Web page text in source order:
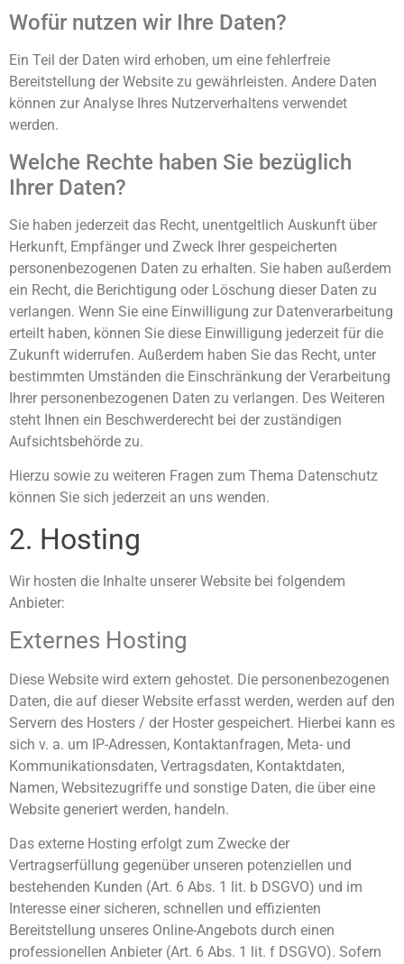
Wofür nutzen wir Ihre Daten?
Ein Teil der Daten wird erhoben, um eine fehlerfreie
Bereitstellung der Website zu gewährleisten. Andere Daten
können zur Analyse Ihres Nutzerverhaltens verwendet
werden.
Welche Rechte haben Sie bezüglich
Ihrer Daten?
Sie haben jederzeit das Recht, unentgeltlich Auskunft über
Herkunft, Empfänger und Zweck Ihrer gespeicherten
personenbezogenen Daten zu erhalten. Sie haben außerdem
ein Recht, die Berichtigung oder Löschung dieser Daten zu
verlangen. Wenn Sie eine Einwilligung zur Datenverarbeitung
erteilt haben, können Sie diese Einwilligung jederzeit für die
Zukunft widerrufen. Außerdem haben Sie das Recht, unter
bestimmten Umständen die Einschränkung der Verarbeitung
Ihrer personenbezogenen Daten zu verlangen. Des Weiteren
steht Ihnen ein Beschwerderecht bei der zuständigen
Aufsichtsbehörde zu.
Hierzu sowie zu weiteren Fragen zum Thema Datenschutz
können Sie sich jederzeit an uns wenden.
2. Hosting
Wir hosten die Inhalte unserer Website bei folgendem
Anbieter:
Externes Hosting
Diese Website wird extern gehostet. Die personenbezogenen
Daten, die auf dieser Website erfasst werden, werden auf den
Servern des Hosters / der Hoster gespeichert. Hierbei kann es
sich v. a. um IP-Adressen, Kontaktanfragen, Meta- und
Kommunikationsdaten, Vertragsdaten, Kontaktdaten,
Namen, Websitezugriffe und sonstige Daten, die über eine
Website generiert werden, handeln.
Das externe Hosting erfolgt zum Zwecke der
Vertragserfüllung gegenüber unseren potenziellen und
bestehenden Kunden (Art. 6 Abs. 1 lit. b DSGVO) und im
Interesse einer sicheren, schnellen und effizienten
Bereitstellung unseres Online-Angebots durch einen
professionellen Anbieter (Art. 6 Abs. 1 lit. f DSGVO). Sofern